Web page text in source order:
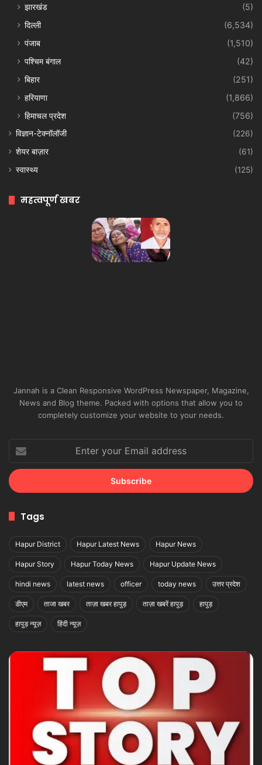
झारखंड
(5)
दिल्ली
(6,534)
पंजाब
(1,510)
पश्चिम बंगाल
(42)
बिहार
(251)
हरियाणा
(1,866)
हिमाचल प्रदेश
(756)
विज्ञान-टेक्नॉलॉजी
(226)
शेयर बाज़ार
(61)
स्वास्थ्य
(125)
महत्वपूर्ण खबर
News and Blog theme. Packed with options that allow you to
completely customize your website to your needs.
Email
address